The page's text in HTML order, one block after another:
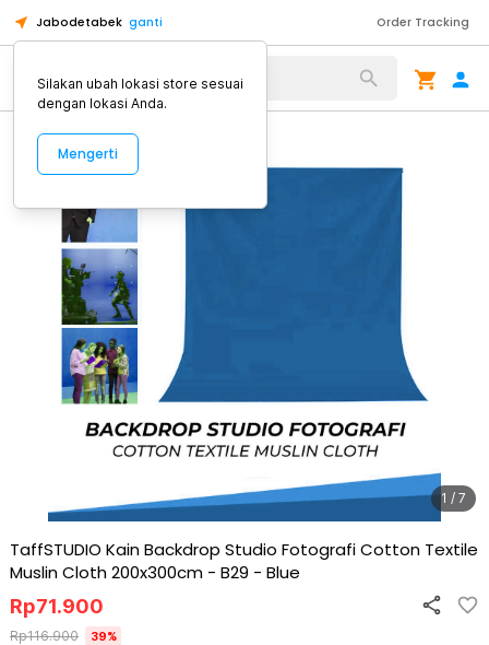
Jabodetabek ganti Order Tracking
Alat Kopi
1 / 7
TaffSTUDIO Kain Backdrop Studio Fotografi Cotton Textile
Muslin Cloth 200x300cm - B29 - Blue
Rp71.900
Rp116.900 39%
Silakan ubah lokasi store sesuai
dengan lokasi Anda.
Mengerti